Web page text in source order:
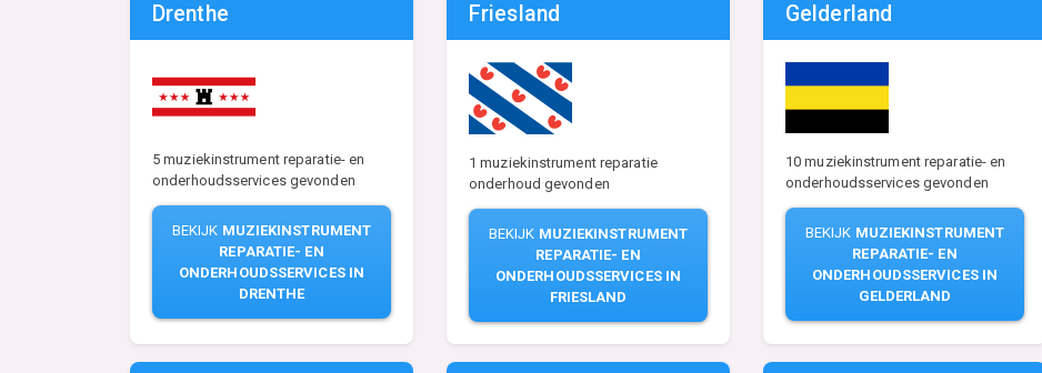
Drenthe
5 muziekinstrument reparatie- en
onderhoudsservices gevonden
BEKIJK MUZIEKINSTRUMENT
REPARATIE- EN
ONDERHOUDSSERVICES IN
DRENTHE
Friesland
1 muziekinstrument reparatie
onderhoud gevonden
BEKIJK MUZIEKINSTRUMENT
REPARATIE- EN
ONDERHOUDSSERVICES IN
FRIESLAND
Gelderland
10 muziekinstrument reparatie- en
onderhoudsservices gevonden
BEKIJK MUZIEKINSTRUMENT
REPARATIE- EN
ONDERHOUDSSERVICES IN
GELDERLAND